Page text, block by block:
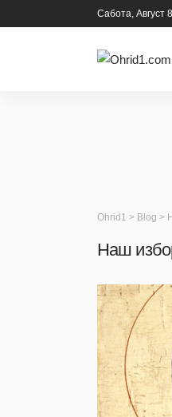
Сабота, Август
Ohrid1 > Blog >
Наш